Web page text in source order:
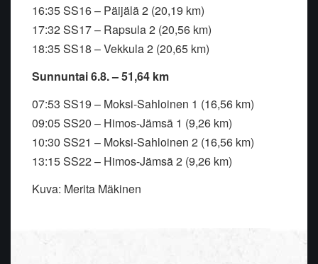
16:35 SS16 – Päijälä 2 (20,19 km)
17:32 SS17 – Rapsula 2 (20,56 km)
18:35 SS18 – Vekkula 2 (20,65 km)
Sunnuntai 6.8. – 51,64 km
07:53 SS19 – Moksi-Sahloinen 1 (16,56 km)
09:05 SS20 – Himos-Jämsä 1 (9,26 km)
10:30 SS21 – Moksi-Sahloinen 2 (16,56 km)
13:15 SS22 – Himos-Jämsä 2 (9,26 km)
Kuva: Merita Mäkinen